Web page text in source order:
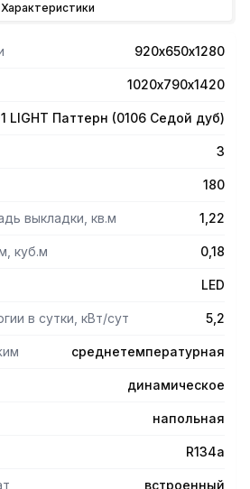
Характеристики
920х650х1280
1020х790х1420
LIGHT Паттерн (0106 Седой дуб)
3
180
выкладки, кв.м 1,22
куб.м 0,18
LED
в сутки, кВт/сут 5,2
среднетемпературная
динамическое
напольная
R134a
встроенный